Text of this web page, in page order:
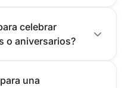
celebrar
o aniversarios?
una